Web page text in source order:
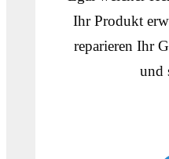
Ihr Produkt
reparieren Ihr
und